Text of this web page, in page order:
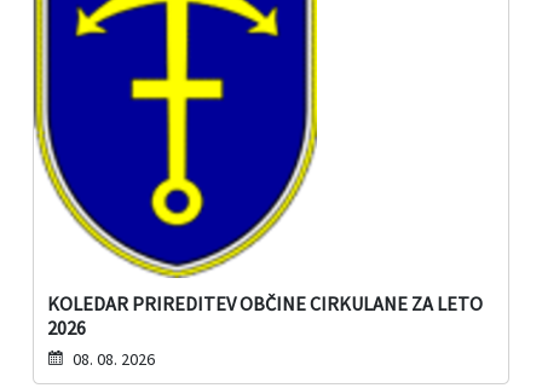
KOLEDAR PRIREDITEV OBČINE CIRKULANE ZA LETO
2026
08. 08. 2026